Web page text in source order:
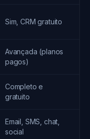
Sim, CRM gratuito
Avançada (planos
pagos)
Completo e
gratuito
Email, SMS, chat,
social